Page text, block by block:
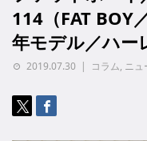
114（FAT BOY
年モデル／ハー
2019.07.30 コラム, ニュ